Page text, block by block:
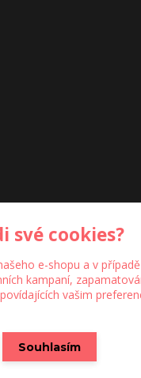
cookies.
své cookies?
e-shopu a v
kampaní,
vašim
Souhlasím